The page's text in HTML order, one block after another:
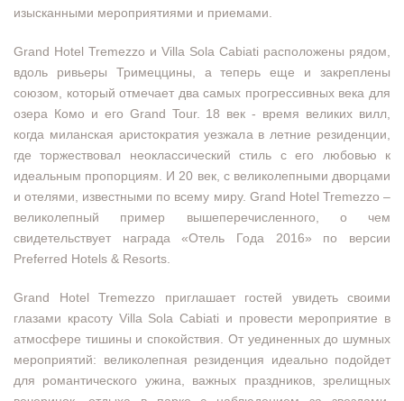
изысканными мероприятиями и приемами.
Grand Hotel Tremezzo и Villa Sola Cabiati расположены рядом,
вдоль ривьеры Тримеццины, а теперь еще и закреплены
союзом, который отмечает два самых прогрессивных века для
озера Комо и его Grand Tour. 18 век - время великих вилл,
когда миланская аристократия уезжала в летние резиденции,
где торжествовал неоклассический стиль с его любовью к
идеальным пропорциям. И 20 век, с великолепными дворцами
и отелями, известными по всему миру. Grand Hotel Tremezzo –
великолепный пример вышеперечисленного, о чем
свидетельствует награда «Отель Года 2016» по версии
Preferred Hotels & Resorts.
Grand Hotel Tremezzo приглашает гостей увидеть своими
глазами красоту Villa Sola Cabiati и провести мероприятие в
атмосфере тишины и спокойствия. От уединенных до шумных
мероприятий: великолепная резиденция идеально подойдет
для романтического ужина, важных праздников, зрелищных